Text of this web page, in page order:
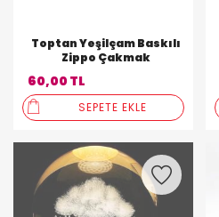
Toptan Yeşilçam Baskılı
Zippo Çakmak
60,00 TL
SEPETE EKLE